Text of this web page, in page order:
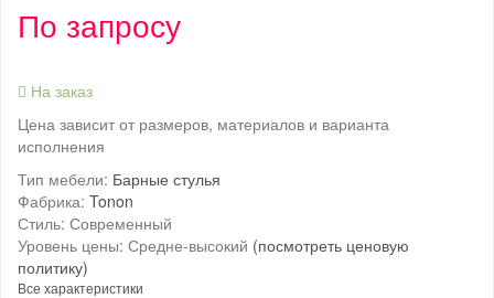
По запросу
На заказ
Цена зависит от размеров, материалов и варианта
исполнения
Тип мебели: Барные стулья
Фабрика: Tonon
Стиль: Современный
Уровень цены: Средне-высокий (посмотреть ценовую
политику)
Все характеристики